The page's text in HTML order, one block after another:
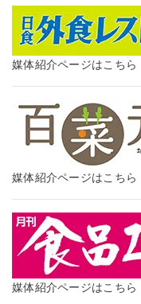
媒体紹介ページはこちら
媒体紹介ページはこちら
媒体紹介ページはこちら